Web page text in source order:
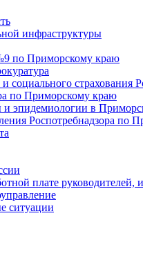
инфраструктуры
по Приморскому краю
социального
по Приморскому краю
в
Роспотребнадзора по
плате
ситуации